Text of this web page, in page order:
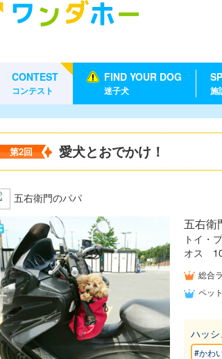
CONTEST
コンテスト
FIND YOUR DOG
迷子犬 施
第2回 愛犬とおでかけ！
五右衛門のパパ
五右衛
トイ・
オス
総合
ペッ
ハッ
#かわ